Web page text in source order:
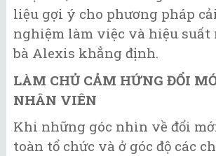
liệu gợi ý cho phương pháp
nghiệm làm việc và hiệu suất
bà Alexis khẳng định.
LÀM CHỦ CẢM HỨNG ĐỔI
NHÂN VIÊN
Khi những góc nhìn về đổi
toàn tổ chức và ở góc độ các